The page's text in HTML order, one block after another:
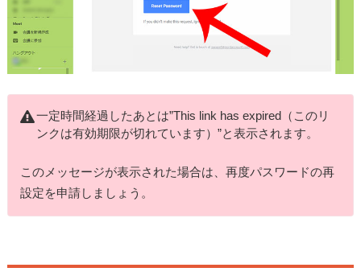
一定時間経過したあとは”This link has expired（このリ
ンクは有効期限が切れています）”と表示されます。
このメッセージが表示された場合は、再度パスワードの再
設定を申請しましょう。